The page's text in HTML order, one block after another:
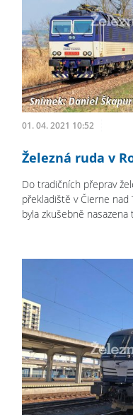
01. 04. 2021 10:52
Železná ruda v
Do tradičních přeprav
překladiště v Čierne
byla zkušebně